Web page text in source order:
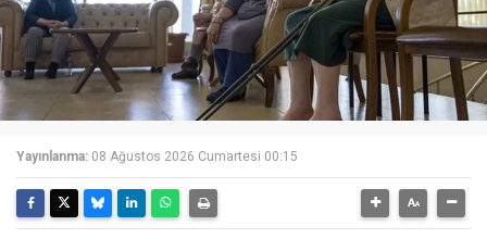
Yayınlanma: 08 Ağustos 2026 Cumartesi 00:15